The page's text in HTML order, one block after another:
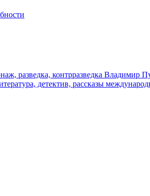
разведка, контрразведка Владимир
детектив, рассказы